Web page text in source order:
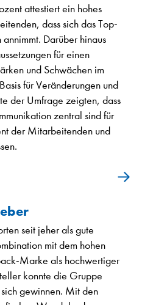
attestiert ein hohes
dass sich das Top-
Darüber hinaus
für einen
und Schwächen im
für Veränderungen und
der Umfrage zeigten, dass
zentral sind für
der Mitarbeitenden und
seit jeher als gute
mit dem hohen
Marke als hochwertiger
konnte die Gruppe
gewinnen. Mit den